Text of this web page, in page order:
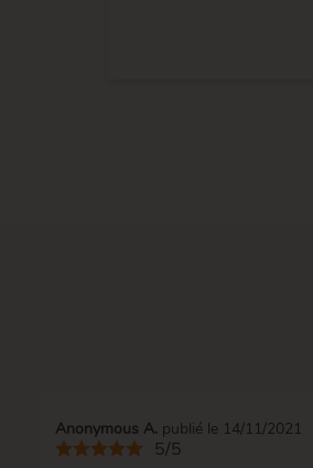
Anonymous A. publié le 14/11/2021
5/5